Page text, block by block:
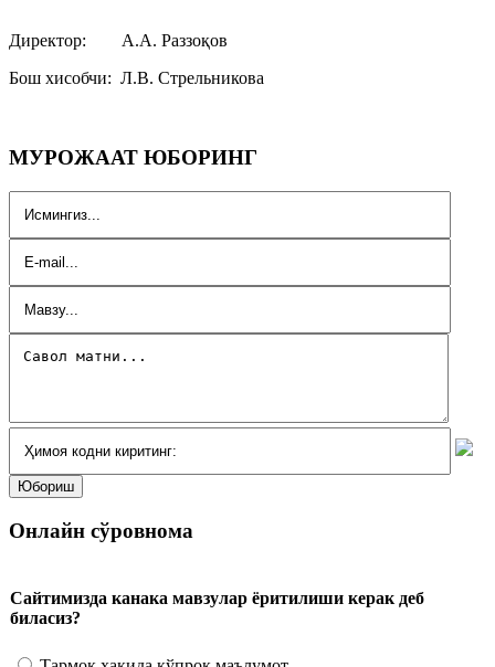
Директор: А.А. Раззоқов
Бош хисобчи: Л.В. Стрельникова
МУРОЖААТ ЮБОРИНГ
Онлайн сўровнома
Сайтимизда канака мавзулар ёритилиши керак деб
биласиз?